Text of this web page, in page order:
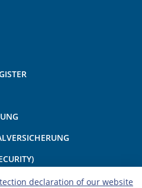
declaration of our website